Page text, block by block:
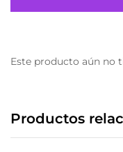
Este producto aún no
Productos